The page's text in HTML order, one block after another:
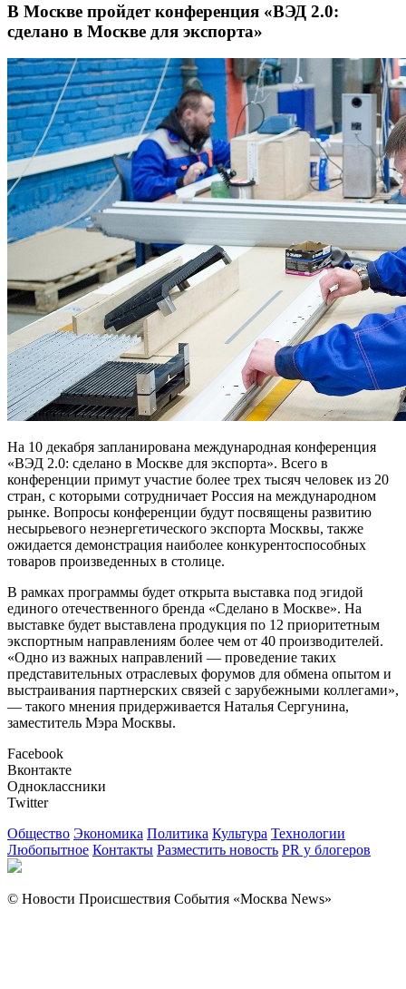
В Москве пройдет конференция «ВЭД 2.0:
сделано в Москве для экспорта»
На 10 декабря запланирована международная конференция
«ВЭД 2.0: сделано в Москве для экспорта». Всего в
конференции примут участие более трех тысяч человек из 20
стран, с которыми сотрудничает Россия на международном
рынке. Вопросы конференции будут посвящены развитию
несырьевого неэнергетического экспорта Москвы, также
ожидается демонстрация наиболее конкурентоспособных
товаров произведенных в столице.
В рамках программы будет открыта выставка под эгидой
единого отечественного бренда «Сделано в Москве». На
выставке будет выставлена продукция по 12 приоритетным
экспортным направлениям более чем от 40 производителей.
«Одно из важных направлений — проведение таких
представительных отраслевых форумов для обмена опытом и
выстраивания партнерских связей с зарубежными коллегами»,
— такого мнения придерживается Наталья Сергунина,
заместитель Мэра Москвы.
Facebook
Вконтакте
Одноклассники
Twitter
Общество Экономика Политика Культура Технологии
Любопытное Контакты Разместить новость PR у блогеров
© Новости Происшествия События «Москва News»